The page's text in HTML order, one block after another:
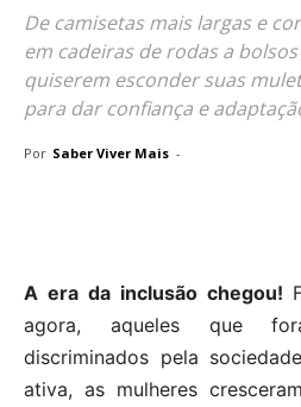
De camisetas mais largas e
em cadeiras de rodas a
quiserem esconder suas
para dar confiança e
Por Saber Viver Mais -
A era da inclusão chegou!
agora, aqueles que
discriminados pela
ativa, as mulheres